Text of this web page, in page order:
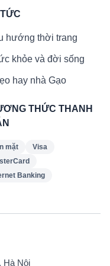
hướng thời trang
khỏe và đời sống
hay nhà Gạo
THỨC THANH
mặt
Visa
Banking
Hà Nội